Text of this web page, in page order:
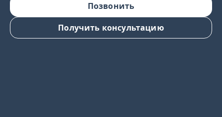
Позвонить
Получить консультацию